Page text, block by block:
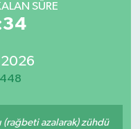
SÜRE
(rağbeti azalarak) zühdü